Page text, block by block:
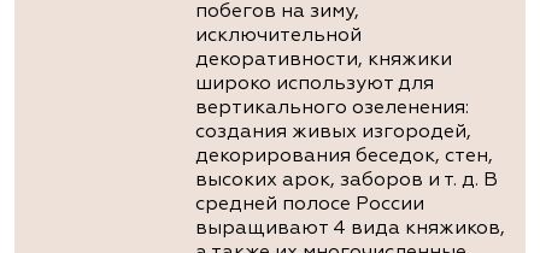
побегов на зиму,
исключительной
декоративности, княжики
широко используют для
вертикального озеленения:
создания живых изгородей,
декорирования беседок, стен,
высоких арок, заборов и т. д. В
средней полосе России
выращивают 4 вида княжиков,